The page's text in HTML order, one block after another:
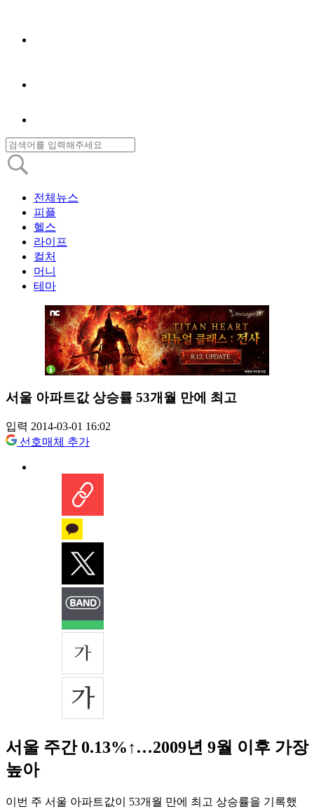
전체뉴스
피플
헬스
라이프
컬처
머니
테마
서울 아파트값 상승률 53개월 만에 최고
입력 2014-03-01 16:02
선호매체 추가
서울 주간 0.13%↑…2009년 9월 이후 가장
높아
이번 주 서울 아파트값이 53개월 만에 최고 상승률을 기록했